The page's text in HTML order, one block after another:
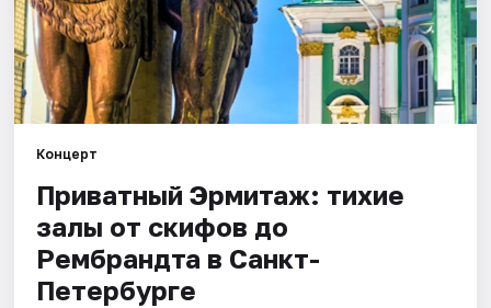
Экскурсии
Спорт
События
Города
Площадки
Артисты
Концерт
Приватный Эрмитаж: тихие
залы от скифов до
Рембрандта в Санкт-
Петербурге